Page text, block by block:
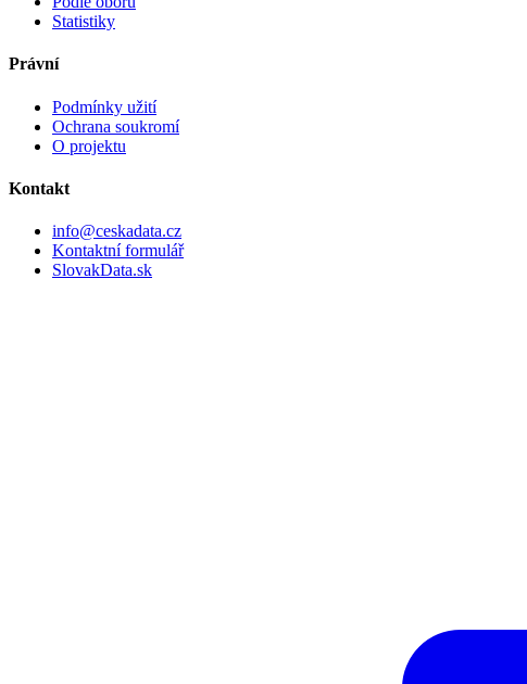
Statistiky
Právní
Podmínky užití
Ochrana soukromí
O projektu
Kontakt
info@ceskadata.cz
Kontaktní formulář
SlovakData.sk